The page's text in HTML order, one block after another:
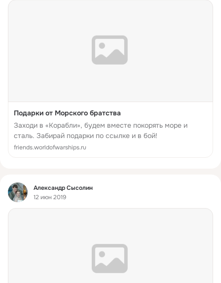
Подарки от Морского братства
Заходи в «Корабли», будем вместе покорять море и
сталь. Забирай подарки по ссылке и в бой!
friends.worldofwarships.ru
Фид
Александр Сысолин
12 июн 2019